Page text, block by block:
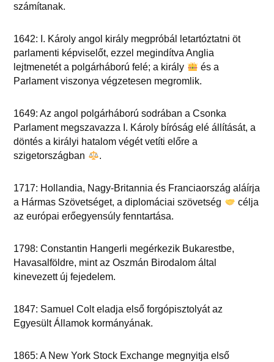
számítanak.
1642: I. Károly angol király megpróbál letartóztatni öt
parlamenti képviselőt, ezzel megindítva Anglia
lejtmenetét a polgárháború felé; a király
és a
Parlament viszonya végzetesen megromlik.
1649: Az angol polgárháború sodrában a Csonka
Parlament megszavazza I. Károly bíróság elé állítását, a
döntés a királyi hatalom végét vetíti előre a
szigetországban
.
1717: Hollandia, Nagy-Britannia és Franciaország aláírja
a Hármas Szövetséget, a diplomáciai szövetség
célja
az európai erőegyensúly fenntartása.
1798: Constantin Hangerli megérkezik Bukarestbe,
Havasalföldre, mint az Oszmán Birodalom által
kinevezett új fejedelem.
1847: Samuel Colt eladja első forgópisztolyát az
Egyesült Államok kormányának.
1865: A New York Stock Exchange megnyitja első